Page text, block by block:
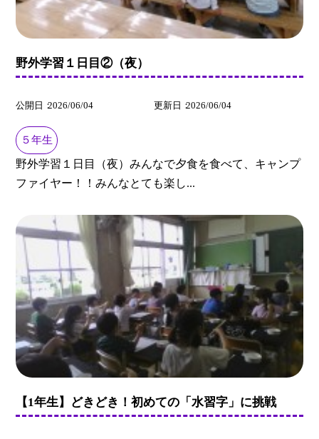
野外学習１日目②（夜）
公開日 2026/06/04 更新日 2026/06/04
５年生
野外学習１日目（夜）みんなで夕食を食べて、キャンプ
ファイヤー！！みんなとても楽し...
【1年生】どきどき！初めての「水習字」に挑戦